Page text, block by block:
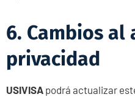
6. Cambios al
privacidad
USIVISA podrá actualizar